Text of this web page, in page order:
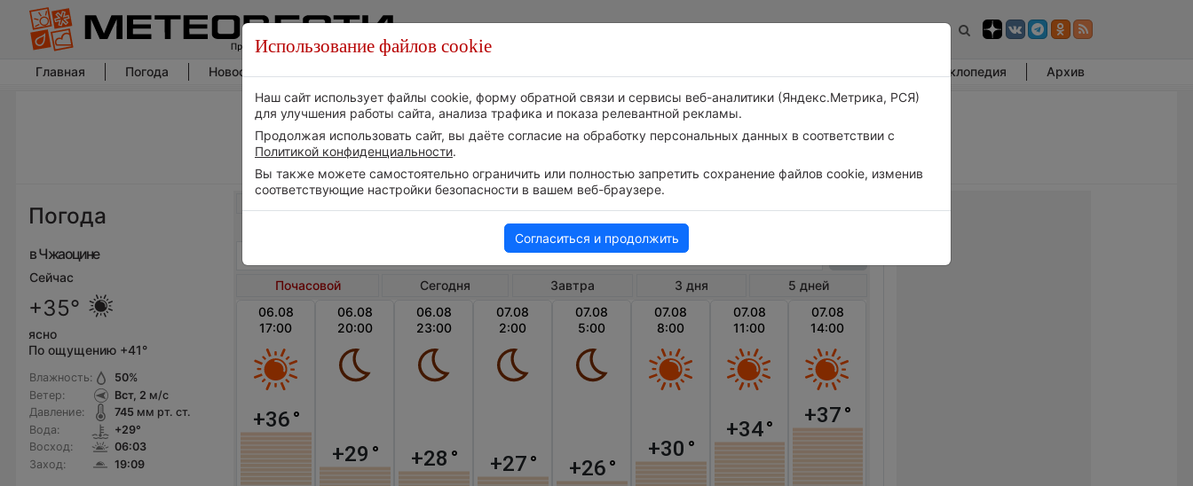
Главная Погода Новости погоды Энциклопедия Архив
Погода
в Чжаоцине
Сейчас
+35°
ясно
По ощущению +41°
Влажность:
Ветер:
Давление:
Вода:
Восход:
Заход:
50%
Вст, 2 м/с
745 мм рт. ст.
+29°
06:03
19:09
Почасовой прогноз погоды в Чжаоцине
Почасовой Сегодня Завтра 3 дня
5 дней
06.08
17:00
+36°
06.08
20:00
+29 °
06.08
23:00
+28 °
07.08
2:00
+27°
07.08
5:00
+26°
07.08
8:00
+30 °
07.08
11:00
+34°
07.08
14:00
+37°
Использование файлов cookie
Наш сайт использует файлы cookie, форму обратной связи и сервисы веб-аналитики (Яндекс.Метрика, РСЯ)
для улучшения работы сайта, анализа трафика и показа релевантной рекламы.
Продолжая использовать сайт, вы даёте согласие на обработку персональных данных в соответствии с
Политикой конфиденциальности.
Вы также можете самостоятельно ограничить или полностью запретить сохранение файлов cookie, изменив
соответствующие настройки безопасности в вашем веб-браузере.
Согласиться и продолжить